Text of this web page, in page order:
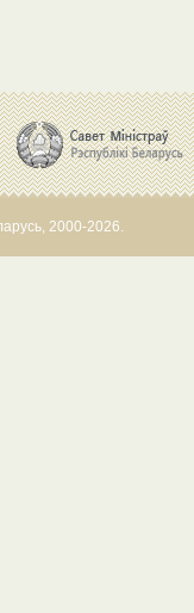
2000-2026.